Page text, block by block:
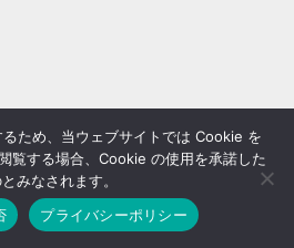
Mastodon
Email
共
ため、当ウェブサイトでは Cookie を
覧する場合、Cookie の使用を承諾した
みなされます。
プライバシーポリシー